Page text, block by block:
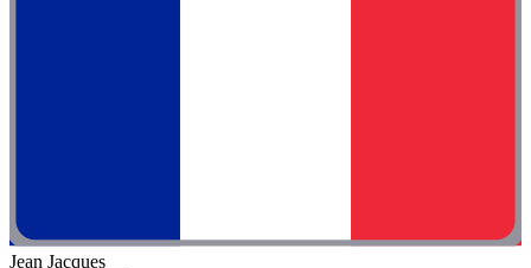
Jean Jacques